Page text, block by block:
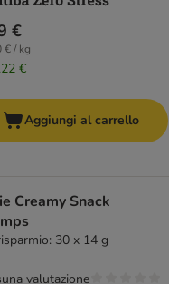
€
€ / kg
€
Aggiungi al carrello
Creamy Snack
30 x 14 g
valutazione